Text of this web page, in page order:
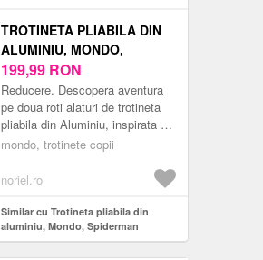
TROTINETA PLIABILA DIN
ALUMINIU, MONDO,
SPIDERMAN
199,99 RON
Reducere. Descopera aventura
pe doua roti alaturi de trotineta
pliabila din Aluminiu, inspirata de
indragitul supererou Spiderman!
mondo, trotinete copii
noriel.ro
Similar cu Trotineta pliabila din
aluminiu, Mondo, Spiderman